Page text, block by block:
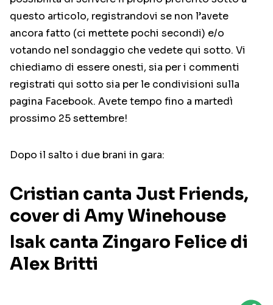
questo articolo, registrandovi se non l’avete
ancora fatto (ci mettete pochi secondi) e/o
votando nel sondaggio che vedete qui sotto. Vi
chiediamo di essere onesti, sia per i commenti
registrati qui sotto sia per le condivisioni sulla
pagina Facebook. Avete tempo fino a martedì
prossimo 25 settembre!
Dopo il salto i due brani in gara:
Cristian canta Just Friends,
cover di Amy Winehouse
Isak canta Zingaro Felice di
Alex Britti